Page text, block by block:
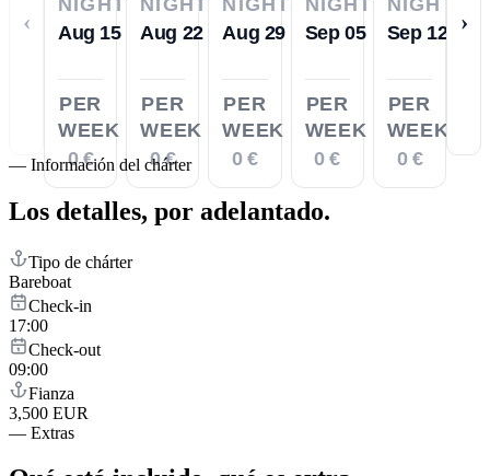
‹
Aug 15
PER
WEEK
0 €
Aug 22
PER
WEEK
0 €
Aug 29
PER
WEEK
0 €
Sep 05
PER
WEEK
0 €
Sep 12
PER
WEEK
0 €
›
— Información del chárter
Los detalles, por adelantado.
Tipo de chárter
Bareboat
Check-in
17:00
Check-out
09:00
Fianza
3,500 EUR
— Extras